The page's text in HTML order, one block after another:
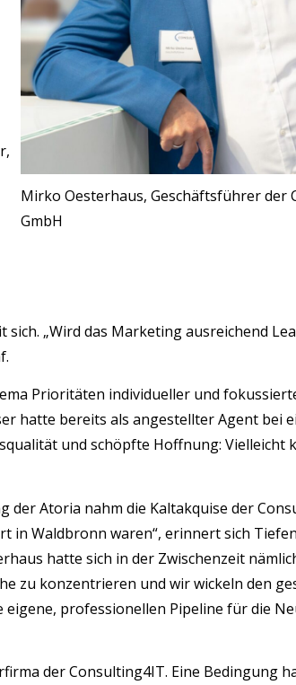
Mirko Oesterhaus, Geschäftsführer der
GmbH
„Wird das Marketing ausreichend
Prioritäten individueller und
hatte bereits als angestellter Agent bei
und schöpfte Hoffnung: Vielleicht
Atoria nahm die Kaltakquise der
in Waldbronn waren“, erinnert sich
hatte sich in der Zwischenzeit
zu konzentrieren und wir wickeln den
professionellen Pipeline für die
der Consulting4IT. Eine Bedingung